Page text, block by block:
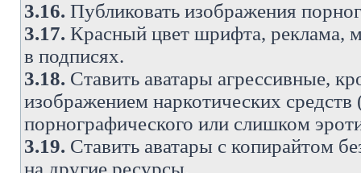
3.16. Публиковать изображения
3.17. Красный цвет шрифта, реклама,
в подписях.
3.18. Ставить аватары агрессивные,
изображением наркотических
порнографического или слишком
3.19. Ставить аватары с копирайтом
на другие ресурсы.